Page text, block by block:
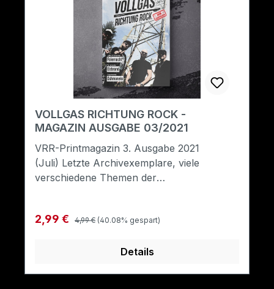
VOLLGAS RICHTUNG ROCK -
MAGAZIN AUSGABE 03/2021
VRR-Printmagazin 3. Ausgabe 2021
(Juli) Letzte Archivexemplare, viele
verschiedene Themen der
Verkaufspreis:
2,99 € Regulärer Preis:
4,99 € (40.08% gespart)
Details